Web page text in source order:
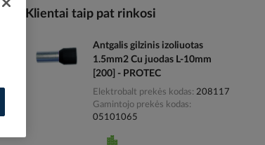
Klientai taip pat rinkosi
Antgalis gilzinis izoliuotas
1.5mm2 Cu juodas L-10mm
[200] - PROTEC
Elektrobalt prekės kodas 208117
Gamintojo prekės kodas
05101065